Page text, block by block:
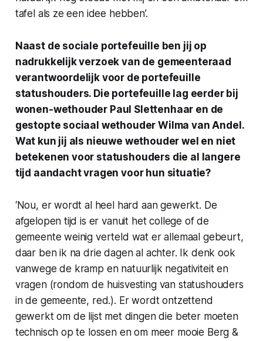
tafel als ze een idee hebben’.
Naast de sociale portefeuille ben jij op
nadrukkelijk verzoek van de gemeenteraad
verantwoordelijk voor de portefeuille
statushouders. Die portefeuille lag eerder bij
wonen-wethouder Paul Slettenhaar en de
gestopte sociaal wethouder Wilma van Andel.
Wat kun jij als nieuwe wethouder wel en niet
betekenen voor statushouders die al langere
tijd aandacht vragen voor hun situatie?
‘Nou, er wordt al heel hard aan gewerkt. De
afgelopen tijd is er vanuit het college of de
gemeente weinig verteld wat er allemaal gebeurt,
daar ben ik na drie dagen al achter. Ik denk ook
vanwege de kramp en natuurlijk negativiteit en
vragen (rondom de huisvesting van statushouders
in de gemeente, red.). Er wordt ontzettend
gewerkt om de lijst met dingen die beter moeten
technisch op te lossen en om meer mooie Berg &